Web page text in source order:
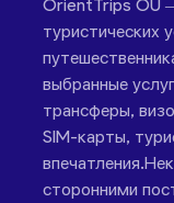
OrientTrips OÜ
туристических
выбранные
трансферы,
SIM-карты,
сторонними